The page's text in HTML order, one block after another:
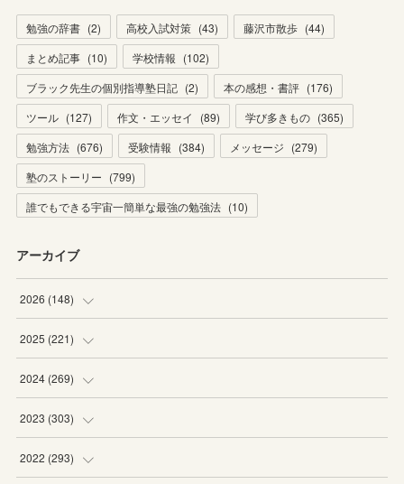
勉強の辞書 (2) 高校入試対策 (43) 藤沢市散歩 (44)
まとめ記事 (10) 学校情報 (102)
ブラック先生の個別指導塾日記 (2) 本の感想・書評 (176)
ツール (127) 作文・エッセイ (89) 学び多きもの (365)
勉強方法 (676) 受験情報 (384) メッセージ (279)
塾のストーリー (799)
誰でもできる宇宙一簡単な最強の勉強法 (10)
アーカイブ
2026 (148)
(6)
(22
(20
(19
2025 (221)
(19
(20
(19
2024 (269)
(16
(16
2023 (303)
(27
2022 (293)